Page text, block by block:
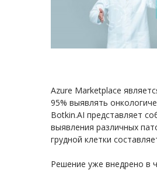
Azure Marketplace
95% выявлять
Botkin.AI представляет
выявления различных
грудной клетки
Решение уже внедрено в